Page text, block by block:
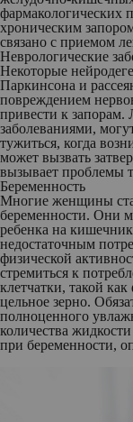
фармакологических
хроническим
связано с приемом
Неврологические
Некоторые
Паркинсона и
повреждением
привести к
заболеваниями,
тужиться, когда
может вызвать
вызывает проблемы
Беременность
Многие женщины
беременности. Они
ребенка на
недостаточным
физической
стремиться к
клетчатки, такой
цельное зерно.
полноценного
количества
при беременности,